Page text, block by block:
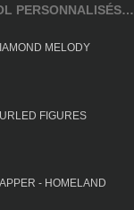
PERSONNALISÉS…
MELODY
FIGURES
- HOMELAND